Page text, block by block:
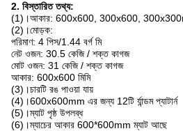
2. বিস্তারিত তথ্য:
(1)।আকার: 600x600, 300x600,
(2)।মোড়ক:
পরিমাণ: 4 পিস/1.44 বর্গ মি
নেট ওজন: 30.5 কেজি / শক্ত কাগজ
মোট ওজন: 31 কেজি / শক্ত কাগজ
আকার: 600x600 মিমি
(3)।চারটি রঙ পাওয়া যায়
(4)।600x600mm এর জন্য 12টি র্যান্ডম প্যাটার্ন
(5)।ম্যাট পৃষ্ঠ উপলব্ধ
(6)।ম্যাচের আকার 600*600mm ম্যাট আছে